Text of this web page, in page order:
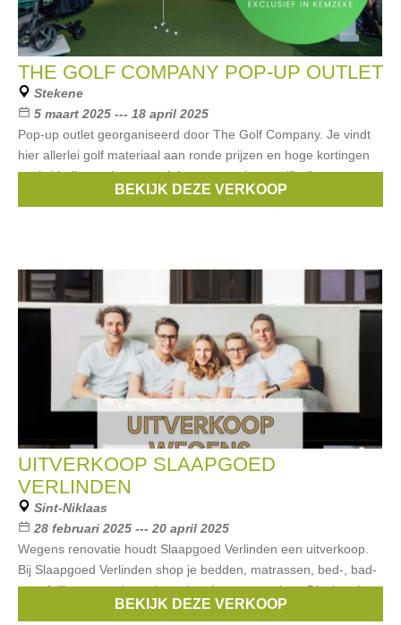
THE GOLF COMPANY POP-UP OUTLET
Stekene
5 maart 2025 --- 18 april 2025
Pop-up outlet georganiseerd door The Golf Company. Je vindt
hier allerlei golf materiaal aan ronde prijzen en hoge kortingen
zoals kleding, schoenen, clubs, accessoires, golfballen,
golftassen en meer.BEKIJK DEZE VERKOOP
UITVERKOOP SLAAPGOED
VERLINDEN
Sint-Niklaas
28 februari 2025 --- 20 april 2025
Wegens renovatie houdt Slaapgoed Verlinden een uitverkoop.
Bij Slaapgoed Verlinden shop je bedden, matrassen, bed-, bad-
en tafellinnen, nachtmode en interieuraccessoires. Dit shop je
nu met mooie renovatiekortingen.
BEKIJK DEZE VERKOOP